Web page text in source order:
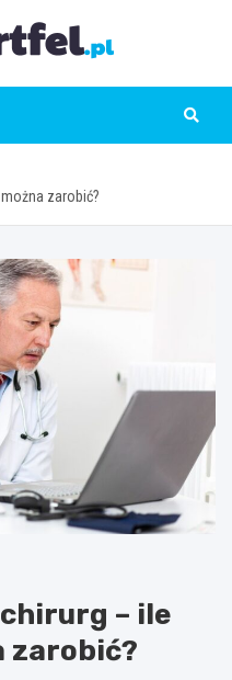
zarobić?
– ile
zarobić?